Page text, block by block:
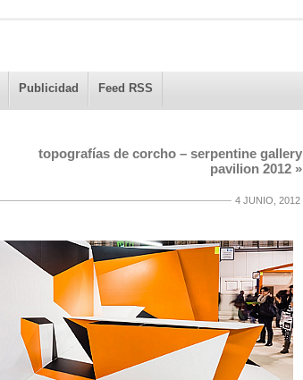
Publicidad Feed RSS
topografías de corcho – serpentine gallery
pavilion 2012 »
4 JUNIO, 2012